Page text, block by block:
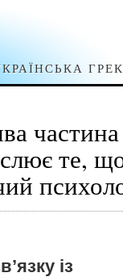
частина
те,
із